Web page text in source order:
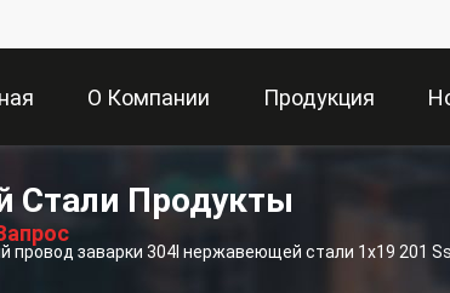
О Компании Продукция
Продукты
провод заварки 304l нержавеющей стали 1x19 201